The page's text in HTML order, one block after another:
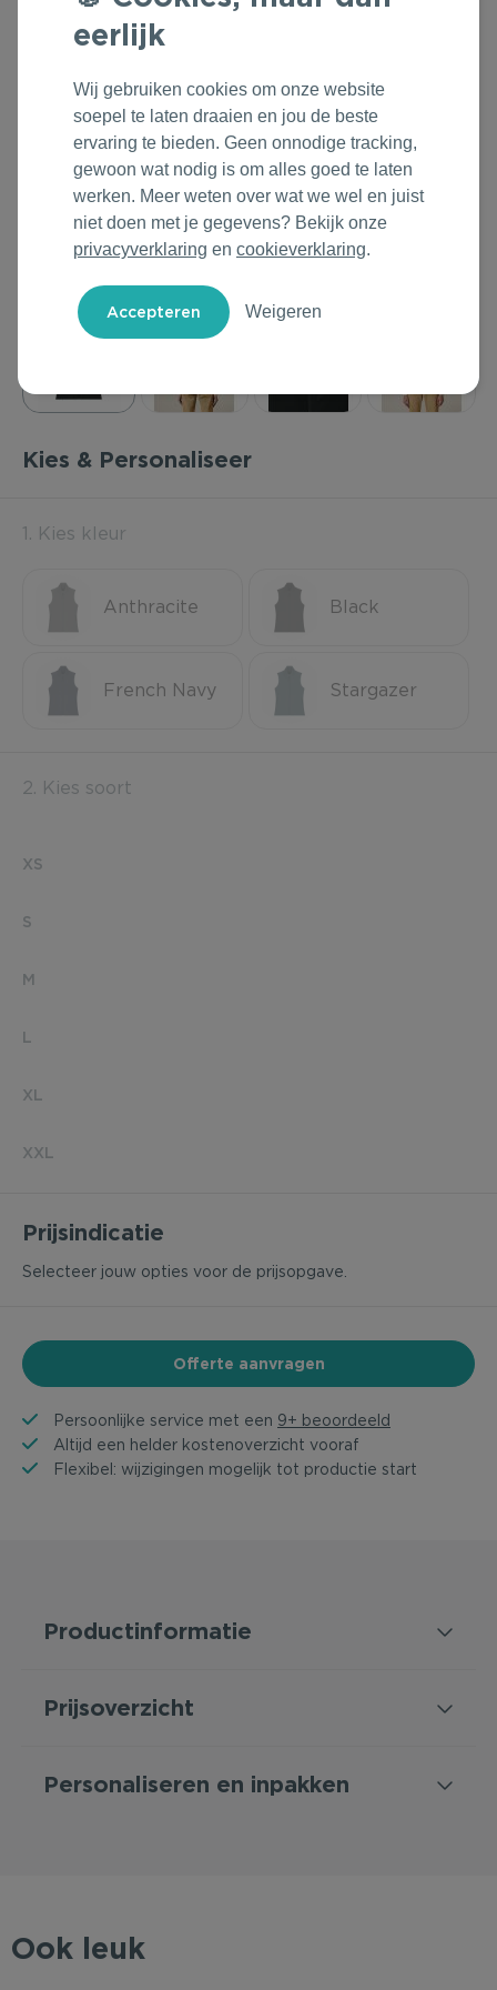
Outdoor & Vrije tijd
Technologie & Gadgets
Home & Living
Duurzame Bestsellers
Daarom Duurzaam
Groene Lente Dagen
Oranjefeest
Vakantie & Zomer
Back to Routine
Herfstmomenten
Sinterklaas
Kerst & Eindejaar
Rituals
Roll'Eat
Samsonite
Stanley/Stella
Tony's Chocolonely
Kies & Personaliseer
1. Kies kleur
Anthracite Black
French Navy Stargazer
2. Kies soort
XS
S
M
L
XL
XXL
Prijsindicatie
Selecteer jouw opties voor de prijsopgave.
Offerte aanvragen
Persoonlijke service met een 9+ beoordeeld
Altijd een helder kostenoverzicht vooraf
Flexibel: wijzigingen mogelijk tot productie start
Productinformatie
Prijsoverzicht
Personaliseren en inpakken
Ook leuk
eerlijk
Wij gebruiken cookies om onze website
soepel te laten draaien en jou de beste
ervaring te bieden. Geen onnodige tracking,
gewoon wat nodig is om alles goed te laten
werken. Meer weten over wat we wel en juist
niet doen met je gegevens? Bekijk onze
privacyverklaring en cookieverklaring.
Weigeren